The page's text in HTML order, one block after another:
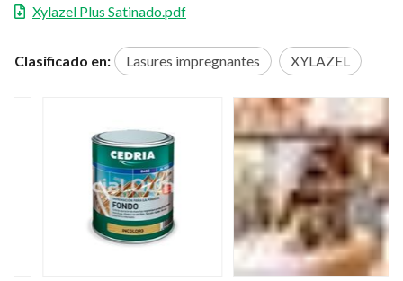
Xylazel Plus Satinado.pdf
Clasificado en: Lasures impregnantes XYLAZEL